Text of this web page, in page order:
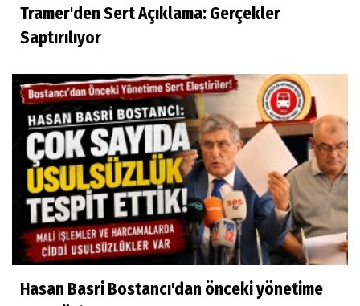
Tramer'den Sert Açıklama: Gerçekler
Saptırılıyor
Hasan Basri Bostancı'dan önceki yönetime